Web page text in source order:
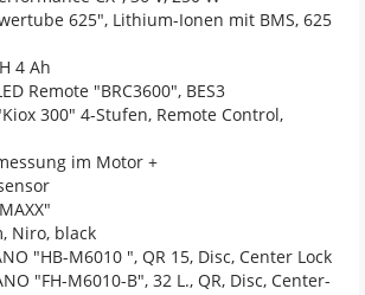
625", Lithium-Ionen mit BMS, 625
4 Ah
Remote "BRC3600", BES3
300" 4-Stufen, Remote Control,
im Motor +
Niro, black
"HB-M6010 ", QR 15, Disc, Center Lock
"FH-M6010-B", 32 L., QR, Disc, Center-